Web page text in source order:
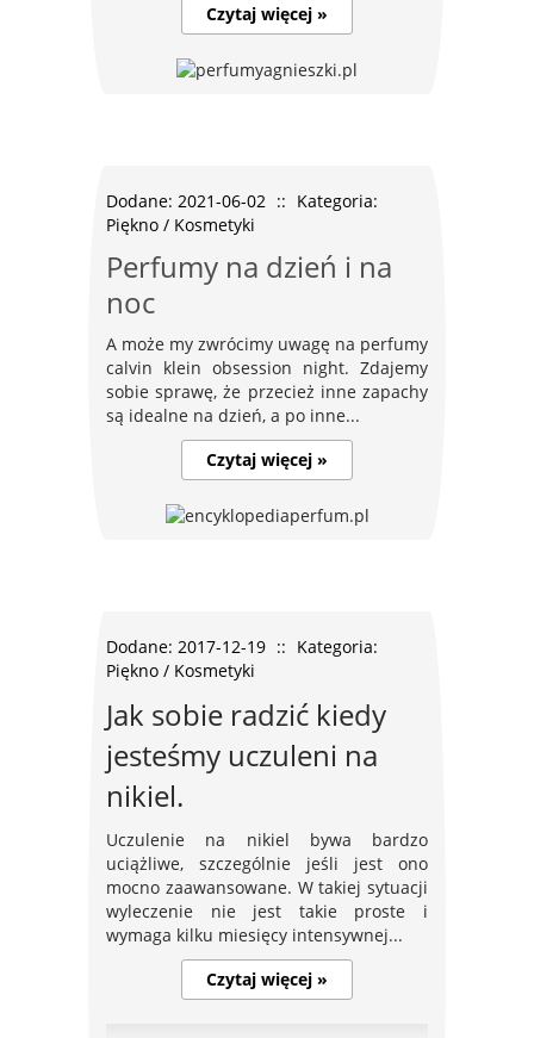
Czytaj więcej »
Dodane: 2021-06-02 :: Kategoria:
Piękno / Kosmetyki
Perfumy na dzień i na
noc
A może my zwrócimy uwagę na perfumy
calvin klein obsession night. Zdajemy
sobie sprawę, że przecież inne zapachy
są idealne na dzień, a po inne...
Czytaj więcej »
Dodane: 2017-12-19 :: Kategoria:
Piękno / Kosmetyki
Jak sobie radzić kiedy
jesteśmy uczuleni na
nikiel.
Uczulenie na nikiel bywa bardzo
uciążliwe, szczególnie jeśli jest ono
mocno zaawansowane. W takiej sytuacji
wyleczenie nie jest takie proste i
wymaga kilku miesięcy intensywnej...
Czytaj więcej »